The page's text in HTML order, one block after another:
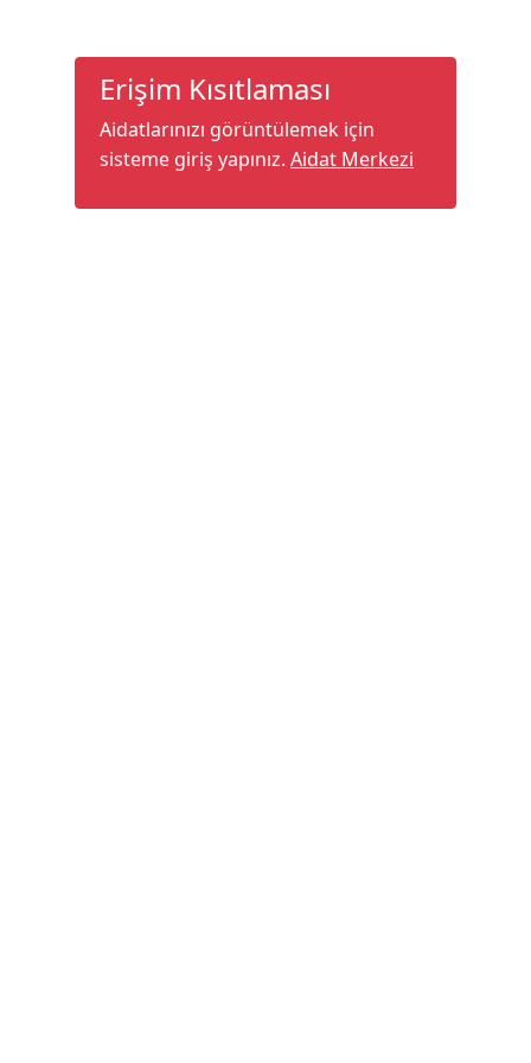
Erişim Kısıtlaması
Aidatlarınızı görüntülemek için
sisteme giriş yapınız. Aidat Merkezi